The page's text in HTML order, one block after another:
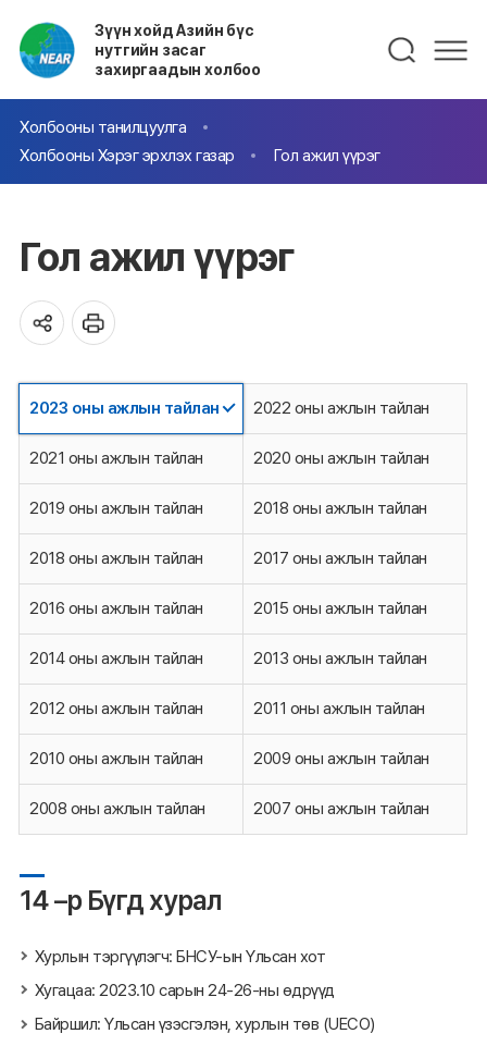
Зүүн хойд Азийн бүс
нутгийн засаг
захиргаадын холбоо
Холбооны танилцуулга
Холбооны Хэрэг эрхлэх газар
Гол ажил үүрэг
Гол ажил үүрэг
2023 оны ажлын тайлан 2022 оны ажлын тайлан
2021 оны ажлын тайлан 2020 оны ажлын тайлан
2019 оны ажлын тайлан 2018 оны ажлын тайлан
2018 оны ажлын тайлан 2017 оны ажлын тайлан
2016 оны ажлын тайлан 2015 оны ажлын тайлан
2014 оны ажлын тайлан 2013 оны ажлын тайлан
2012 оны ажлын тайлан 2011 оны ажлын тайлан
2010 оны ажлын тайлан 2009 оны ажлын тайлан
2008 оны ажлын тайлан 2007 оны ажлын тайлан
14 –р Бүгд хурал
Хурлын тэргүүлэгч: БНСУ-ын Үльсан хот
Хугацаа: 2023.10 сарын 24-26-ны өдрүүд
Байршил: Үльсан үзэсгэлэн, хурлын төв (UECO)